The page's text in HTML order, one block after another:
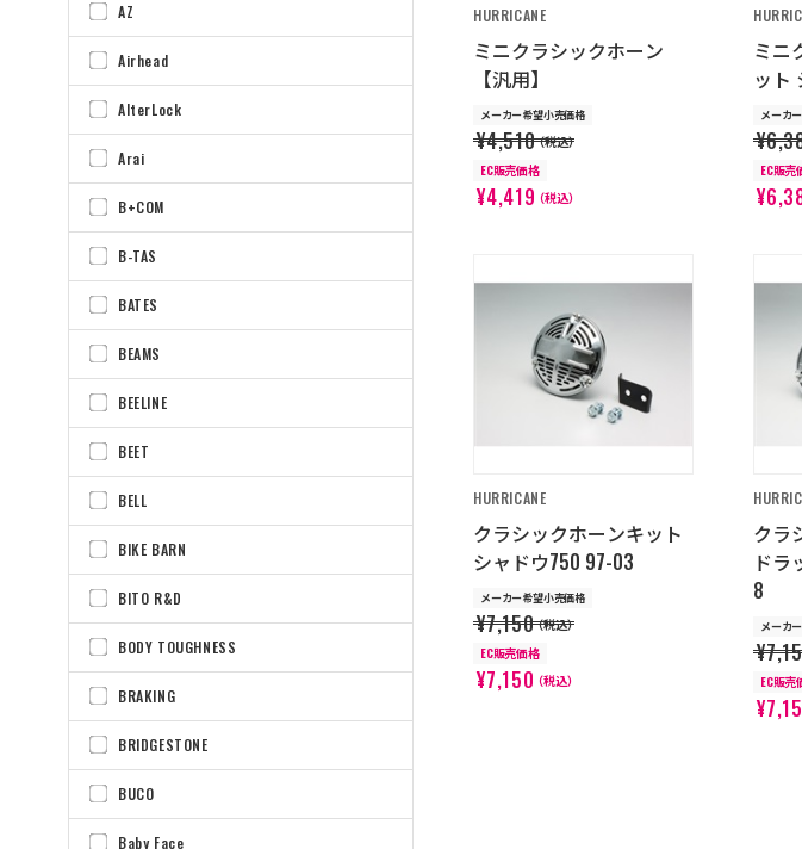
AZ
Airhead
AlterLock
Arai
B+COM
B-TAS
BATES
BEAMS
BEELINE
BEET
BELL
BIKE BARN
BITO R&D
BODY TOUGHNESS
BRAKING
BRIDGESTONE
BUCO
Baby Face
HURRICANE
ミニクラシックホーン
【汎用】
メーカー希望小売価格
¥4,510（税込）
EC販売価格
¥4,419（税込）
ミニ
ット
メーカ
EC販売
HURRICANE
クラシックホーンキット
シャドウ750 97-03
メーカー希望小売価格
¥7,150（税込）
EC販売価格
¥7,150（税込）
クラ
ドラ
8
メーカ
EC販売